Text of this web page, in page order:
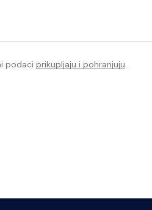
podaciprikupljaju i pohranjuju.